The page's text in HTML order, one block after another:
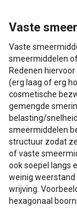
Vaste
Vaste
smeermiddelen
Redenen
(erg laag of erg
cosmetische
gemengde
belasting/
smeermiddelen
structuur zodat
of vaste
ook soepel langs
weinig
wrijving.
hexagonaal